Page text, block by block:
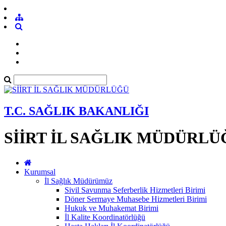
T.C. SAĞLIK BAKANLIĞI
SİİRT İL SAĞLIK
Kurumsal
İl Sağlık Müdürümüz
Sivil Savunma Seferberlik Hizmetleri Birimi
Döner Sermaye Muhasebe Hizmetleri Birimi
Hukuk ve Muhakemat Birimi
İl Kalite Koordinatörlüğü